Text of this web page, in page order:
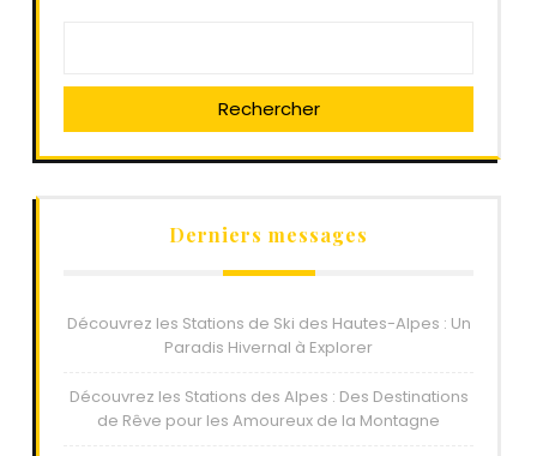
Rechercher
Derniers messages
Découvrez les Stations de Ski des Hautes-Alpes : Un
Paradis Hivernal à Explorer
Découvrez les Stations des Alpes : Des Destinations
de Rêve pour les Amoureux de la Montagne